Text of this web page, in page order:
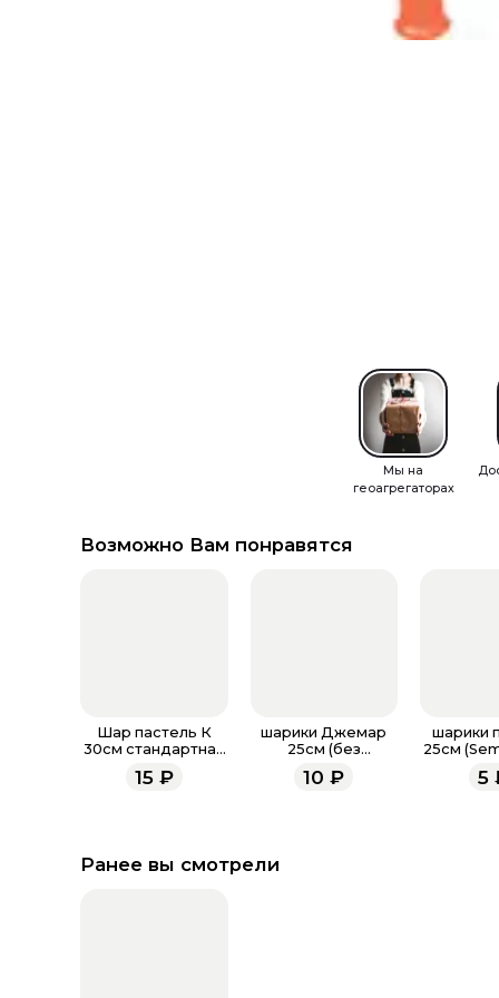
Мы на
геоагрегаторах
Возможно Вам понравятся
Шар пастель К
30см стандартная
15₽
шарики Джемар
25см (без
10 ₽
шарики
25см
5
Ранее вы смотрели